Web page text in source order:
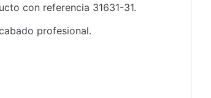
con referencia 31631-31.
profesional.